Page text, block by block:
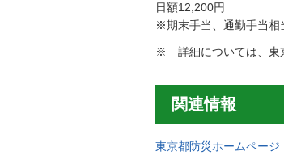
日額12,200円
※期末手当、通勤手当相
※ 詳細については、東
関連情報
東京都防災ホームペー